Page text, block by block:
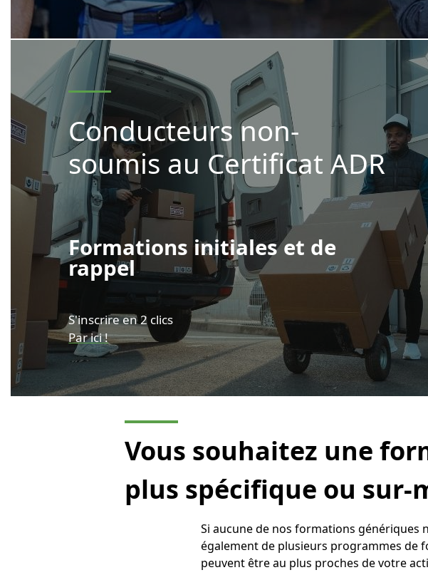
Conducteurs non-
soumis au Certificat ADR
Formations initiales et de
rappel
S'inscrire en 2 clics
Par ici !
Vous souhaitez une
plus spécifique ou sur-
Si aucune de nos formations génériques
également de plusieurs programmes de
peuvent être au plus proches de votre